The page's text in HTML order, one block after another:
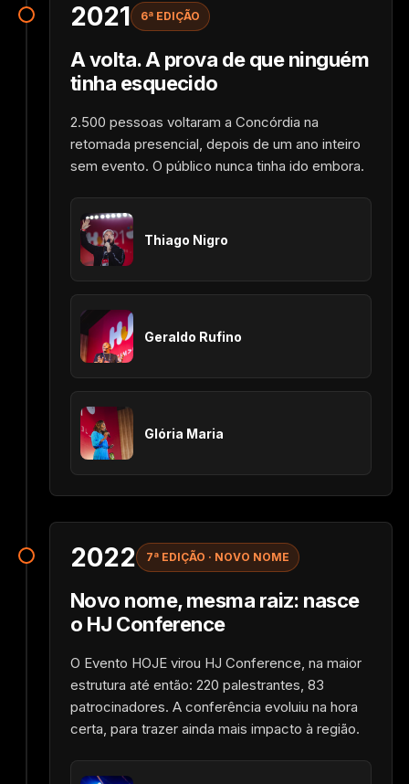
2021 6ª EDIÇÃO
A volta. A prova de que ninguém
tinha esquecido
2.500 pessoas voltaram a Concórdia na
retomada presencial, depois de um ano inteiro
sem evento. O público nunca tinha ido embora.
Thiago Nigro
Geraldo Rufino
Glória Maria
2022 7ª EDIÇÃO · NOVO NOME
Novo nome, mesma raiz: nasce
o HJ Conference
O Evento HOJE virou HJ Conference, na maior
estrutura até então: 220 palestrantes, 83
patrocinadores. A conferência evoluiu na hora
certa, para trazer ainda mais impacto à região.